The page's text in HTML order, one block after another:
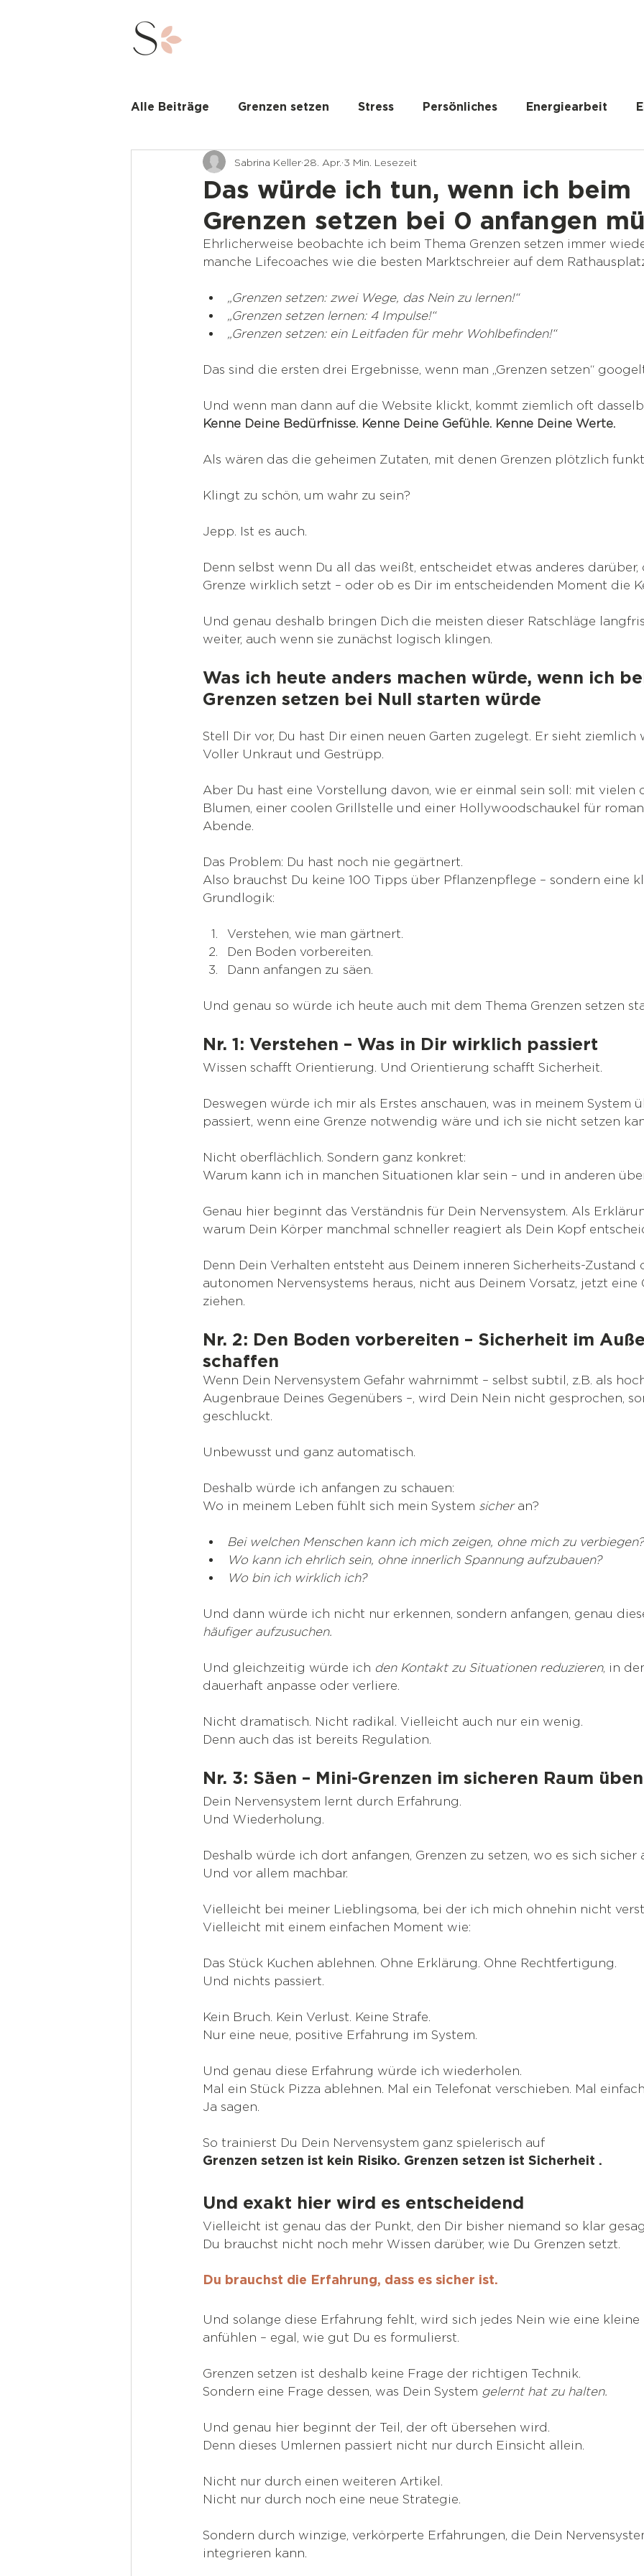
Alle Beiträge Grenzen setzen Stress Persönliches Energiearbeit
Nervensystem Spiritualität Persönliches Wachstum
Das würde ich tun, wenn ich beim
Grenzen setzen bei 0 anfangen
Sabrina Keller 28. Apr. 3 Min. Lesezeit
Ehrlicherweise beobachte ich beim Thema Grenzen setzen immer
manche Lifecoaches wie die besten Marktschreier auf dem
„Grenzen setzen: zwei Wege, das Nein zu lernen!“
„Grenzen setzen lernen: 4 Impulse!“
„Grenzen setzen: ein Leitfaden für mehr Wohlbefinden!“
Das sind die ersten drei Ergebnisse, wenn man „Grenzen setzen“
Und wenn man dann auf die Website klickt, kommt ziemlich oft
Kenne Deine Bedürfnisse. Kenne Deine Gefühle. Kenne Deine Werte.
Als wären das die geheimen Zutaten, mit denen Grenzen plötzlich
Klingt zu schön, um wahr zu sein?
Jepp. Ist es auch.
Denn selbst wenn Du all das weißt, entscheidet etwas anderes darüber,
Grenze wirklich setzt – oder ob es Dir im entscheidenden Moment die
Und genau deshalb bringen Dich die meisten dieser Ratschläge
weiter, auch wenn sie zunächst logisch klingen.
Was ich heute anders machen würde, wenn ich
Grenzen setzen bei Null starten würde
Stell Dir vor, Du hast Dir einen neuen Garten zugelegt. Er sieht ziemlich
Voller Unkraut und Gestrüpp.
Aber Du hast eine Vorstellung davon, wie er einmal sein soll: mit vielen
Blumen, einer coolen Grillstelle und einer Hollywoodschaukel für
Abende.
Das Problem: Du hast noch nie gegärtnert.
Also brauchst Du keine 100 Tipps über Pflanzenpflege – sondern eine
Grundlogik:
Verstehen, wie man gärtnert.
Den Boden vorbereiten.
Dann anfangen zu säen.
Und genau so würde ich heute auch mit dem Thema Grenzen setzen
Nr. 1: Verstehen – Was in Dir wirklich passiert
Wissen schafft Orientierung. Und Orientierung schafft Sicherheit.
Deswegen würde ich mir als Erstes anschauen, was in meinem System
passiert, wenn eine Grenze notwendig wäre und ich sie nicht setzen
Nicht oberflächlich. Sondern ganz konkret:
Warum kann ich in manchen Situationen klar sein – und in anderen
Genau hier beginnt das Verständnis für Dein Nervensystem. Als
warum Dein Körper manchmal schneller reagiert als Dein Kopf
Denn Dein Verhalten entsteht aus Deinem inneren Sicherheits-Zustand
autonomen Nervensystems heraus, nicht aus Deinem Vorsatz, jetzt eine
ziehen.
Nr. 2: Den Boden vorbereiten – Sicherheit im
schaffen
Wenn Dein Nervensystem Gefahr wahrnimmt – selbst subtil, z.B. als
Augenbraue Deines Gegenübers –, wird Dein Nein nicht gesprochen,
geschluckt.
Unbewusst und ganz automatisch.
Deshalb würde ich anfangen zu schauen:
Wo in meinem Leben fühlt sich mein System sicher an?
Bei welchen Menschen kann ich mich zeigen, ohne mich zu verbiegen?
Wo kann ich ehrlich sein, ohne innerlich Spannung aufzubauen?
Wo bin ich wirklich ich?
Und dann würde ich nicht nur erkennen, sondern anfangen, genau
häufiger aufzusuchen.
Und gleichzeitig würde ich den Kontakt zu Situationen reduzieren, in
dauerhaft anpasse oder verliere.
Nicht dramatisch. Nicht radikal. Vielleicht auch nur ein wenig.
Denn auch das ist bereits Regulation.
Nr. 3: Säen – Mini-Grenzen im sicheren Raum üben
Dein Nervensystem lernt durch Erfahrung.
Und Wiederholung.
Deshalb würde ich dort anfangen, Grenzen zu setzen, wo es sich sicher
Und vor allem machbar.
Vielleicht bei meiner Lieblingsoma, bei der ich mich ohnehin nicht
Vielleicht mit einem einfachen Moment wie:
Das Stück Kuchen ablehnen. Ohne Erklärung. Ohne Rechtfertigung.
Und nichts passiert.
Kein Bruch. Kein Verlust. Keine Strafe.
Nur eine neue, positive Erfahrung im System.
Und genau diese Erfahrung würde ich wiederholen.
Mal ein Stück Pizza ablehnen. Mal ein Telefonat verschieben. Mal
Ja sagen.
So trainierst Du Dein Nervensystem ganz spielerisch auf
Grenzen setzen ist kein Risiko. Grenzen setzen ist Sicherheit .
Und exakt hier wird es entscheidend
Vielleicht ist genau das der Punkt, den Dir bisher niemand so klar
Du brauchst nicht noch mehr Wissen darüber, wie Du Grenzen setzt.
Du brauchst die Erfahrung, dass es sicher ist.
Und solange diese Erfahrung fehlt, wird sich jedes Nein wie eine
anfühlen – egal, wie gut Du es formulierst.
Grenzen setzen ist deshalb keine Frage der richtigen Technik.
Sondern eine Frage dessen, was Dein System gelernt hat zu halten.
Und genau hier beginnt der Teil, der oft übersehen wird.
Denn dieses Umlernen passiert nicht nur durch Einsicht allein.
Nicht nur durch einen weiteren Artikel.
Nicht nur durch noch eine neue Strategie.
Sondern durch winzige, verkörperte Erfahrungen, die Dein
integrieren kann.